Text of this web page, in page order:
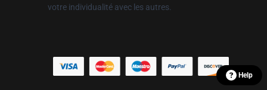
votre individualité avec les autres.
Help